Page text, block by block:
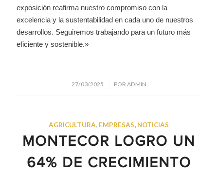
exposición reafirma nuestro compromiso con la
excelencia y la sustentabilidad en cada uno de nuestros
desarrollos. Seguiremos trabajando para un futuro más
eficiente y sostenible.»
27/03/2025
/ POR ADMIN
AGRICULTURA, EMPRESAS, NOTICIAS
MONTECOR LOGRO UN
64% DE CRECIMIENTO